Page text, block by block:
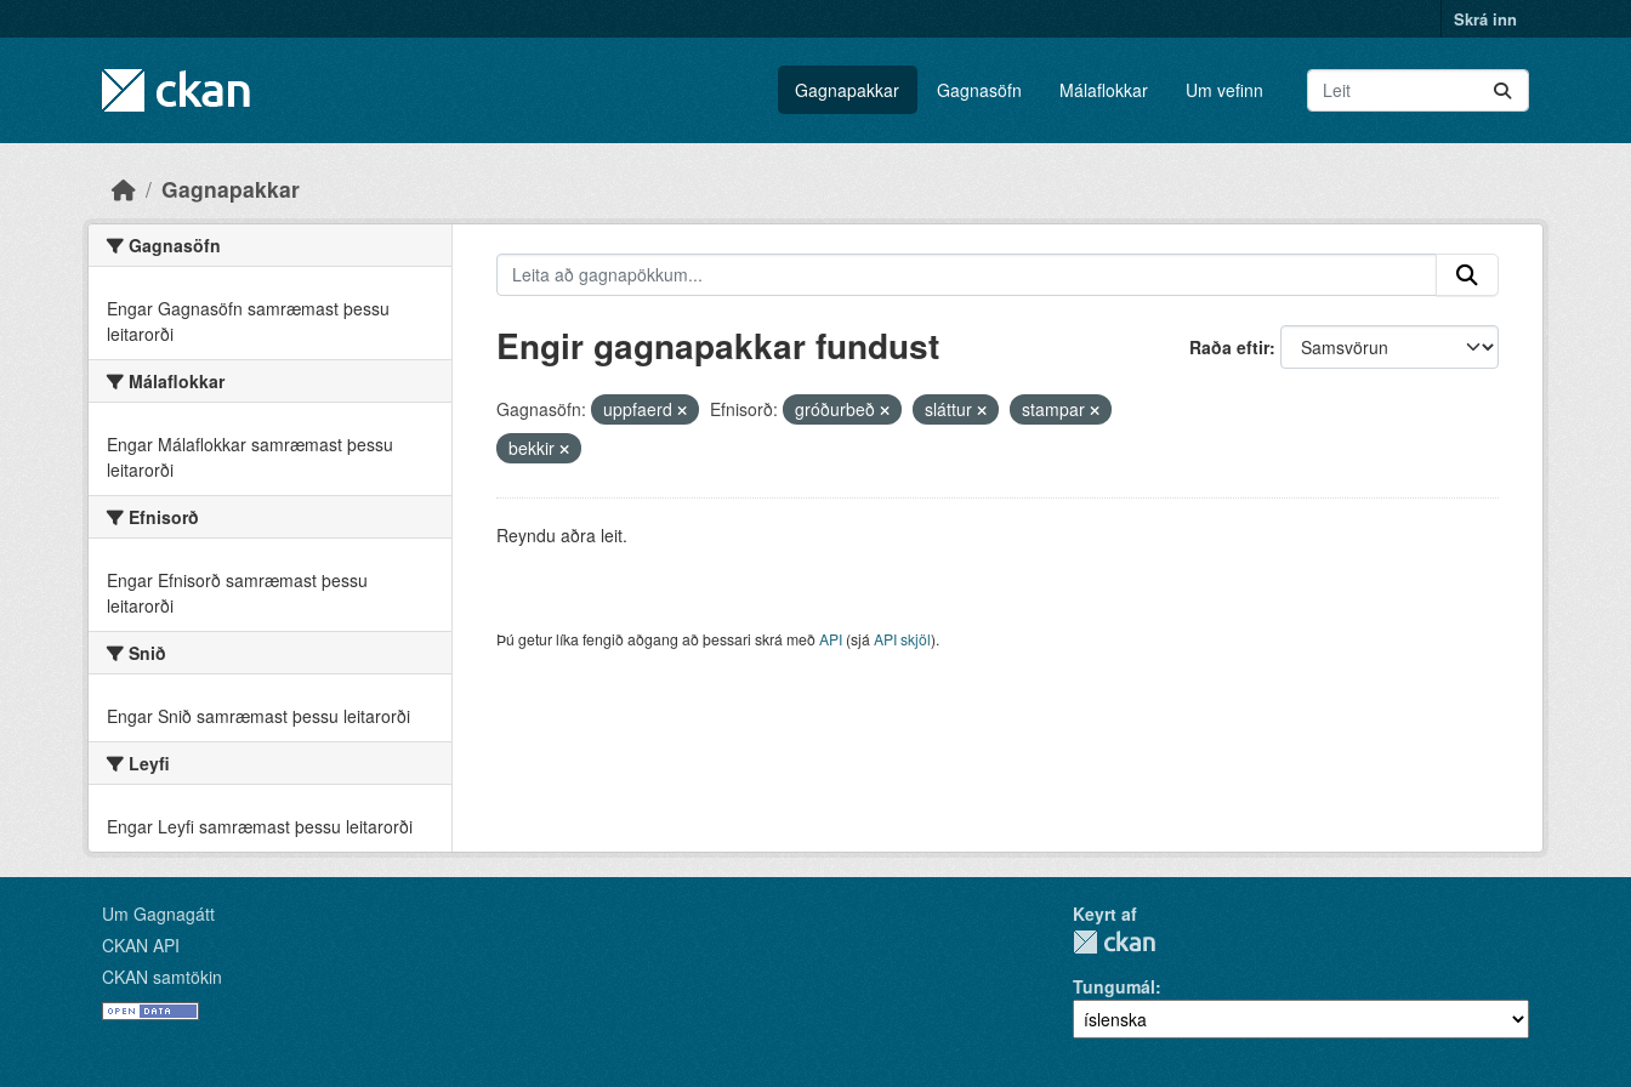
Skrá inn
Gagnapakkar Gagnasöfn Málaflokkar Um vefinn
Gagnapakkar
Gagnasöfn
Engar Gagnasöfn samræmast þessu
leitarorði
Málaflokkar
Engar Málaflokkar samræmast þessu
leitarorði
Efnisorð
Engar Efnisorð samræmast þessu
leitarorði
Snið
Engar Snið samræmast þessu leitarorði
Leyfi
Engar Leyfi samræmast þessu leitarorði
Raða eftir
Engir gagnapakkar fundust
Gagnasöfn: uppfaerd Efnisorð: gróðurbeð sláttur
stampar
bekkir
Reyndu aðra leit.
Þú getur líka fengið aðgang að þessari skrá meðAPI(sjá API skjöl).
Um Gagnagátt
CKAN API
CKAN samtökin
Keyrt af
Tungumál